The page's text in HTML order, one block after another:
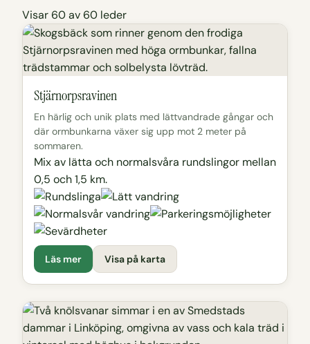
Visar 60 av 60 leder
Stjärnorpsravinen
En härlig och unik plats med lättvandrade gångar och
där ormbunkarna växer sig upp mot 2 meter på
sommaren.
Mix av lätta och normalsvåra rundslingor mellan
0,5 och 1,5 km.
Läs mer Visa på karta